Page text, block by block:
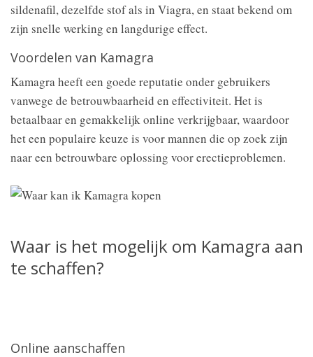
sildenafil, dezelfde stof als in Viagra, en staat bekend om
zijn snelle werking en langdurige effect.
Voordelen van Kamagra
Kamagra heeft een goede reputatie onder gebruikers
vanwege de betrouwbaarheid en effectiviteit. Het is
betaalbaar en gemakkelijk online verkrijgbaar, waardoor
het een populaire keuze is voor mannen die op zoek zijn
naar een betrouwbare oplossing voor erectieproblemen.
Waar is het mogelijk om Kamagra aan
te schaffen?
Online aanschaffen